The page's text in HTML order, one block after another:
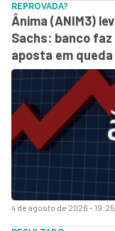
4 de agosto de 2026 - 19:25
REPROVADA?
Ânima (ANIM3)
Sachs: banco
aposta em